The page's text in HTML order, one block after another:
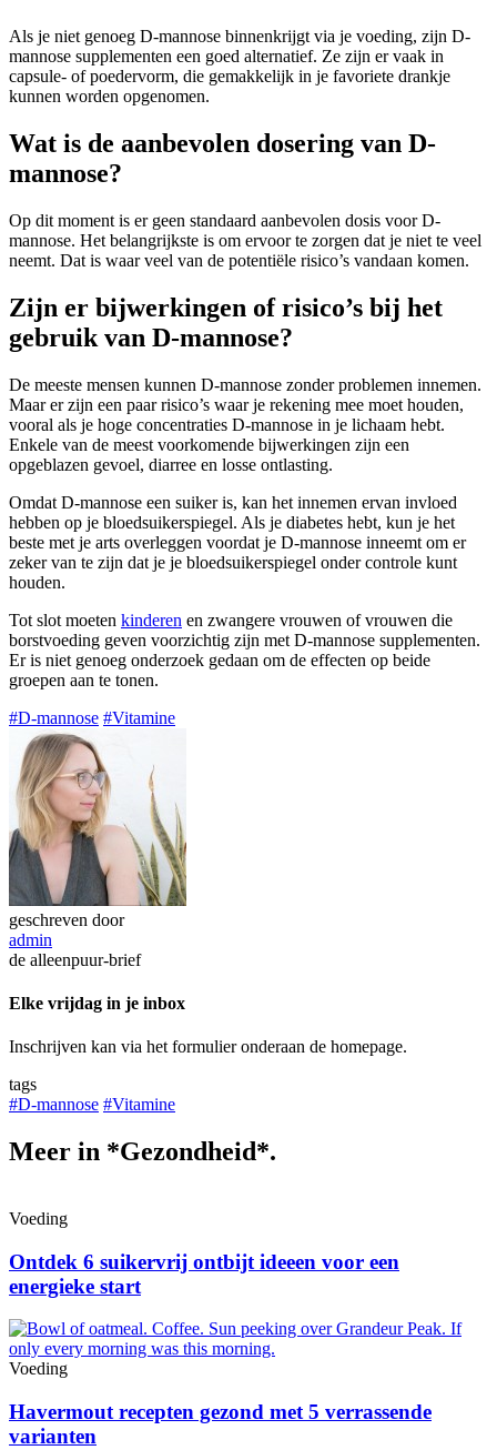
Als je niet genoeg D-mannose binnenkrijgt via je voeding, zijn D-
mannose supplementen een goed alternatief. Ze zijn er vaak in
capsule- of poedervorm, die gemakkelijk in je favoriete drankje
kunnen worden opgenomen.
Wat is de aanbevolen dosering van D-
mannose?
Op dit moment is er geen standaard aanbevolen dosis voor D-
mannose. Het belangrijkste is om ervoor te zorgen dat je niet te veel
neemt. Dat is waar veel van de potentiële risico’s vandaan komen.
Zijn er bijwerkingen of risico’s bij het
gebruik van D-mannose?
De meeste mensen kunnen D-mannose zonder problemen innemen.
Maar er zijn een paar risico’s waar je rekening mee moet houden,
vooral als je hoge concentraties D-mannose in je lichaam hebt.
Enkele van de meest voorkomende bijwerkingen zijn een
opgeblazen gevoel, diarree en losse ontlasting.
Omdat D-mannose een suiker is, kan het innemen ervan invloed
hebben op je bloedsuikerspiegel. Als je diabetes hebt, kun je het
beste met je arts overleggen voordat je D-mannose inneemt om er
zeker van te zijn dat je je bloedsuikerspiegel onder controle kunt
houden.
Tot slot moeten kinderen en zwangere vrouwen of vrouwen die
borstvoeding geven voorzichtig zijn met D-mannose supplementen.
Er is niet genoeg onderzoek gedaan om de effecten op beide
groepen aan te tonen.
#D-mannose #Vitamine
geschreven door
admin
de alleenpuur-brief
Elke vrijdag in je inbox
Inschrijven kan via het formulier onderaan de homepage.
tags
#D-mannose #Vitamine
Meer in *Gezondheid*.
Voeding
Ontdek 6 suikervrij ontbijt ideeen voor een
energieke start
Voeding
Havermout recepten gezond met 5 verrassende
varianten